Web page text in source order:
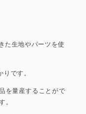
た生地やパーツを使
です。
を量産することがで
。